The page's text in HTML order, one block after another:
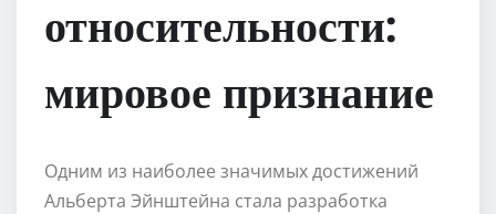
относительности:
мировое признание
Одним из наиболее значимых достижений
Альберта Эйнштейна стала разработка